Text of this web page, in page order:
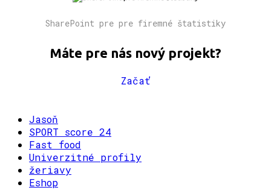
SharePoint pre pre firemné štatistiky
Máte pre nás nový projekt?
Začať
Jasoň
SPORT score 24
Fast food
Univerzitné profily
žeriavy
Eshop